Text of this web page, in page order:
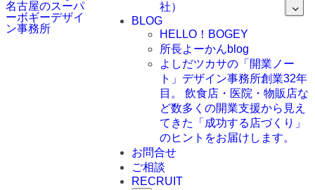
社）
BLOG
HELLO！BOGEY
所長よーかんblog
よしだツカサの「開業ノー
ト」 デザイン事務所創業32年
目。 飲食店・医院・物販店な
ど数多くの開業支援から見え
てきた「成功する店づくり」
のヒントをお届けします。
お問合せ
ご相談
RECRUIT